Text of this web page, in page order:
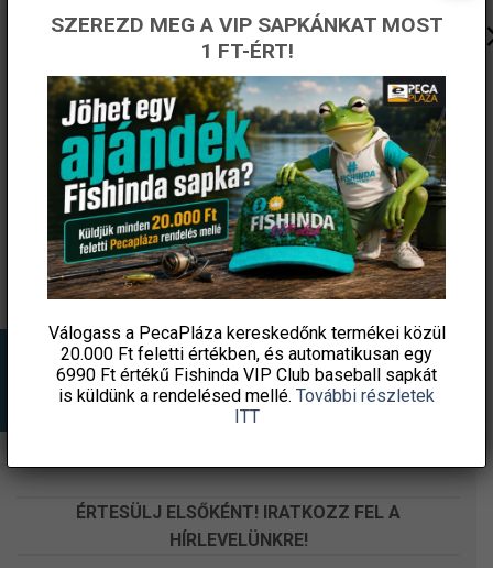
KAMASAKI ECOPILKER 25G
PIROS FEJŰ
790Ft
Fishingoutlet
KOSÁRBA TESZEM
WIZARD POWER KICK 7CM
4 DB/CS SZÍN: 201
990Ft
Fishingoutlet
KOSÁRBA TESZEM
ÉRTESÜLJ ELSŐKÉNT! IRATKOZZ FEL A
HÍRLEVELÜNKRE!
SZEREZD MEG A VIP SAPKÁNKAT MOST
1 FT-ÉRT!
Válogass a PecaPláza kereskedőnk termékei közül
20.000 Ft feletti értékben, és automatikusan egy
6990 Ft értékű Fishinda VIP Club baseball sapkát
is küldünk a rendelésed mellé. További részletek
ITT